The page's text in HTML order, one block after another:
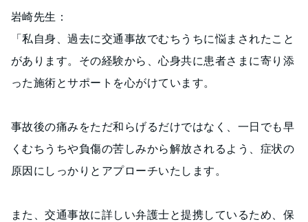
岩崎先生：
「私自身、過去に交通事故でむちうちに悩まされたこと
があります。その経験から、心身共に患者さまに寄り添
った施術とサポートを心がけています。
事故後の痛みをただ和らげるだけではなく、一日でも早
くむちうちや負傷の苦しみから解放されるよう、症状の
原因にしっかりとアプローチいたします。
また、交通事故に詳しい弁護士と提携しているため、保